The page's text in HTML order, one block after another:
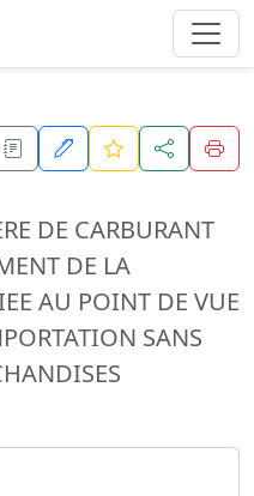
DE CARBURANT
DE LA
AU POINT DE VUE
SANS